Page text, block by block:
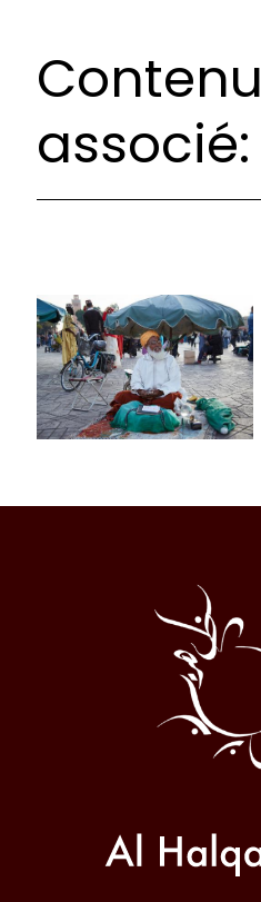
Contenu
associé:
Halqa